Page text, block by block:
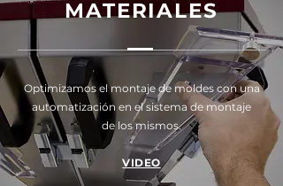
MATERIALES
Optimizamos el montaje de moldes con una
automatización en el sistema de montaje
de los mismos.
VIDEO